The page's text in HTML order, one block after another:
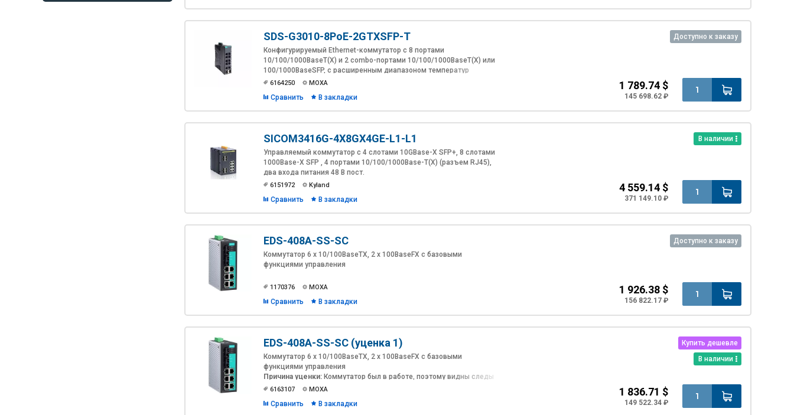
Доступно к заказу
SDS-G3010-8PoE-2GTXSFP-T
Конфигурируемый Ethernet-коммутатор с 8 портами
10/100/1000BaseT(X) и 2 combo-портами 10/100/1000BaseT(X) или
100/1000BaseSFP, с расширенным диапазоном температур
6164250 MOXA
Сравнить В закладки
1 789.74 $
145 698.62 ₽
В наличии
SICOM3416G-4X8GX4GE-L1-L1
Управляемый коммутатор c 4 слотами 10GBase-X SFP+, 8 слотами
1000Base-X SFP , 4 портами 10/100/1000Base-T(X) (разъем RJ45),
два входа питания 48 В пост.
6151972 Kyland
Сравнить В закладки
4 559.14 $
371 149.10 ₽
Доступно к заказу
EDS-408A-SS-SC
Коммутатор 6 x 10/100BaseTX, 2 x 100BaseFX с базовыми
функциями управления
1170376 MOXA
Сравнить В закладки
1 926.38 $
156 822.17 ₽
Купить дешевле
В наличии
EDS-408A-SS-SC (уценка 1)
Коммутатор 6 x 10/100BaseTX, 2 x 100BaseFX с базовыми
функциями управления
Причина уценки: Коммутатор был в работе, поэтому видны следы
эксплуатации, царапины (см. фото). Упаковка заводская, но от
Гарантийный срокуценённого модуля: 6 месяцев
6163107 MOXA
Сравнить В закладки
1 836.71 $
149 522.34 ₽